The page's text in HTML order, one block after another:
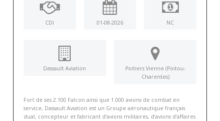
CDI 01-08-2026 NC
Dassault Aviation
Poitiers Vienne (Poitou-
Charentes)
Fort de ses 2.100 Falcon ainsi que 1.000 avions de combat en
service, Dassault Aviation est un Groupe aéronautique français
dual, concepteur et fabricant d’avions militaires, d’avions d’affaires